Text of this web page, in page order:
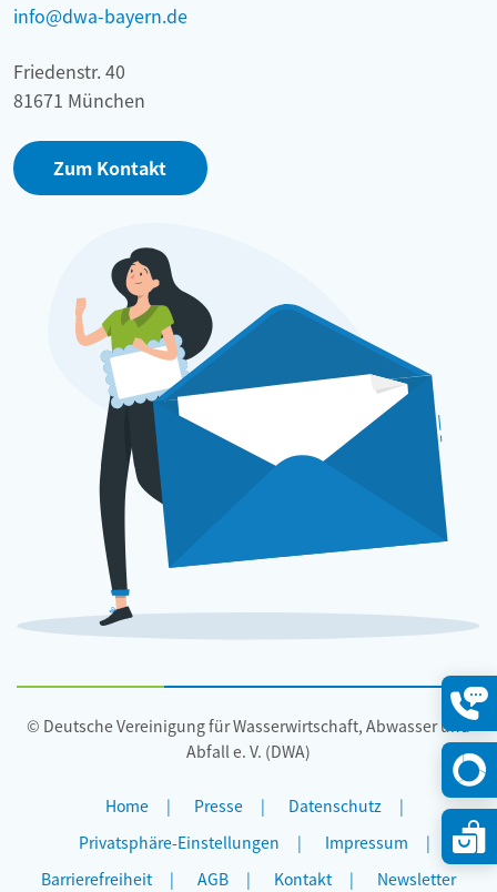
info@dwa-bayern.de
Friedenstr. 40
81671 München
Zum Kontakt
© Deutsche Vereinigung für Wasserwirtschaft, Abwasser und
Abfall e. V. (DWA)
Home Presse
Datenschutz
Privatsphäre-Einstellungen
Impressum
Barrierefreiheit
AGB Kontakt Newsletter